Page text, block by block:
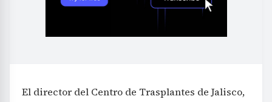
El director del Centro de Trasplantes de Jalisco,